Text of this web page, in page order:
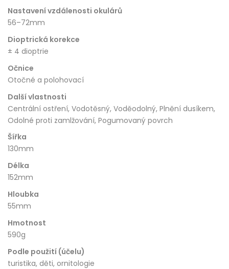
Nastavení vzdálenosti okulárů
56–72mm
Dioptrická korekce
± 4 dioptrie
Očnice
Otočné a polohovací
Další vlastnosti
Centrální ostření, Vodotěsný, Voděodolný, Plnění dusíkem,
Odolné proti zamlžování, Pogumovaný povrch
Šířka
130mm
Délka
152mm
Hloubka
55mm
Hmotnost
590g
Podle použití (účelu)
turistika, děti, ornitologie